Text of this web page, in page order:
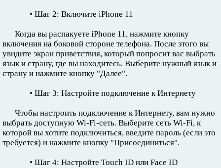
• Шаг 2: Включите iPhone 11
Когда вы распакуете iPhone 11, нажмите кнопку
включения на боковой стороне телефона. После этого вы
увидите экран приветствия, который попросит вас выбрать
язык и страну, где вы находитесь. Выберите нужный язык и
страну и нажмите кнопку "Далее".
• Шаг 3: Настройте подключение к Интернету
Чтобы настроить подключение к Интернету, вам нужно
выбрать доступную Wi-Fi-сеть. Выберите сеть Wi-Fi, к
которой вы хотите подключиться, введите пароль (если это
требуется) и нажмите кнопку "Присоединиться".
• Шаг 4: Настройте Touch ID или Face ID